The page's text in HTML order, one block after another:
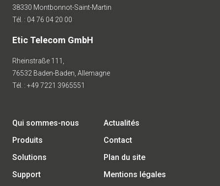
38330 Montbonnot-Saint-Martin
Tél. : 04 76 04 20 00
Etic Telecom GmbH
Rheinstraße 111,
76532 Baden-Baden, Allemagne
Tél. : +49 7221 3965551
Qui sommes-nous
Produits
Solutions
Support
Actualités
Contact
Plan du site
Mentions légales